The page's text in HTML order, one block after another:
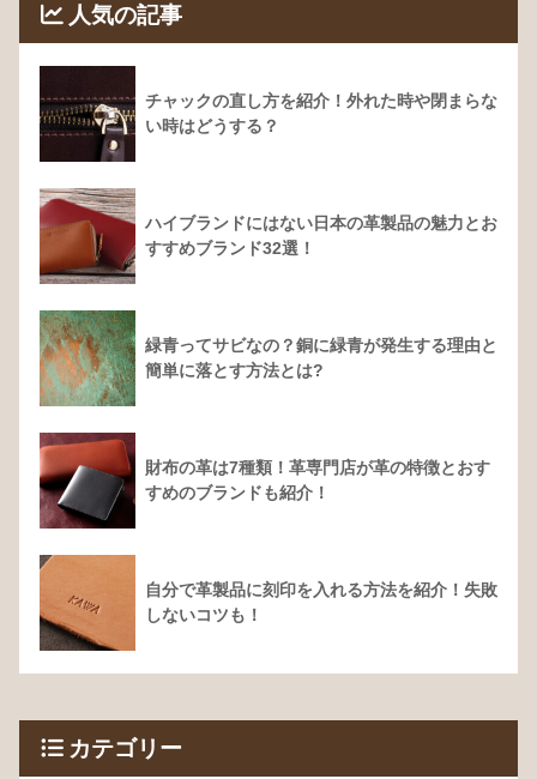
人気の記事
チャックの直し方を紹介！外れた時や閉まらな
い時はどうする？
ハイブランドにはない日本の革製品の魅力とお
すすめブランド32選！
緑青ってサビなの？銅に緑青が発生する理由と
簡単に落とす方法とは?
財布の革は7種類！革専門店が革の特徴とおす
すめのブランドも紹介！
自分で革製品に刻印を入れる方法を紹介！失敗
しないコツも！
カテゴリー